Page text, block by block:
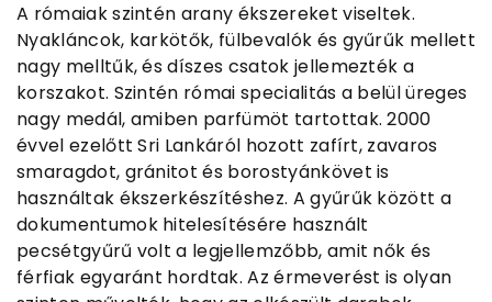
A rómaiak szintén arany ékszereket viseltek.
Nyakláncok, karkötők, fülbevalók és gyűrűk mellett
nagy melltűk, és díszes csatok jellemezték a
korszakot. Szintén római specialitás a belül üreges
nagy medál, amiben parfümöt tartottak. 2000
évvel ezelőtt Sri Lankáról hozott zafírt, zavaros
smaragdot, gránitot és borostyánkövet is
használtak ékszerkészítéshez. A gyűrűk között a
dokumentumok hitelesítésére használt
pecsétgyűrű volt a legjellemzőbb, amit nők és
férfiak egyaránt hordtak. Az érmeverést is olyan